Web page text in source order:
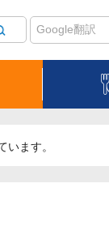
ます。